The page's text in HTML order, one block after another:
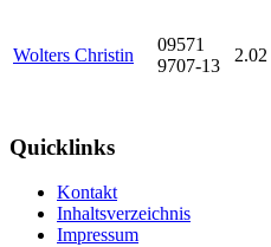
Wolters Christin
09571
9707-13
2.02
Quicklinks
Kontakt
Inhaltsverzeichnis
Impressum